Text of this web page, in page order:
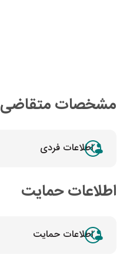
مشخصات متقاضی
اطلاعات فردی
اطلاعات حمایت
اطلاعات حمایت